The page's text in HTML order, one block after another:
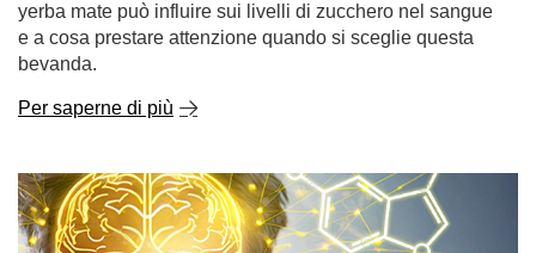
yerba mate può influire sui livelli di zucchero nel sangue
e a cosa prestare attenzione quando si sceglie questa
bevanda.
Per saperne di più